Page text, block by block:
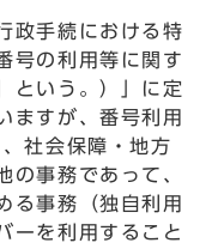
政手続における特
号の利用等に関す
という。）」に定
ますが、番号利用
社会保障・地方
の事務であって、
る事務（独自利用
ーを利用すること